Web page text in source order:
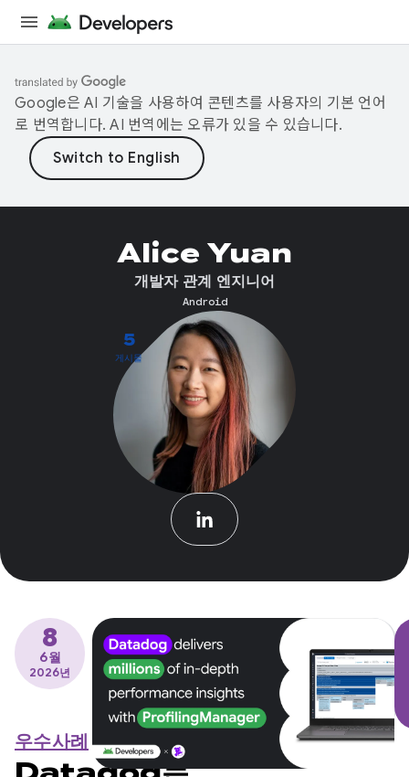
Google은 AI 기술을 사용하여 콘텐츠를 사용자의 기본 언어
로 번역합니다. AI 번역에는 오류가 있을 수 있습니다.
5
게시물
Alice Yuan
개발자 관계 엔지니어
Android
8
6월
2026년
우수사례